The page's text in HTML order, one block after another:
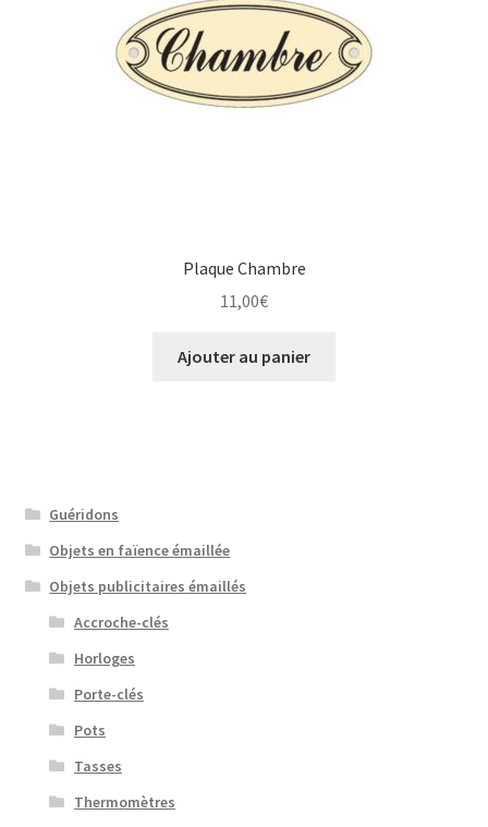
Plaque Chambre
11,00€
Ajouter au panier
Guéridons
Objets en faïence émaillée
Objets publicitaires émaillés
Accroche-clés
Horloges
Porte-clés
Pots
Tasses
Thermomètres